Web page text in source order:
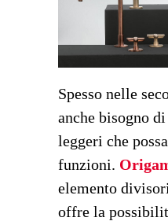
Spesso nelle
anche bisogno
leggeri che
funzioni.
elemento
offre la possibilit